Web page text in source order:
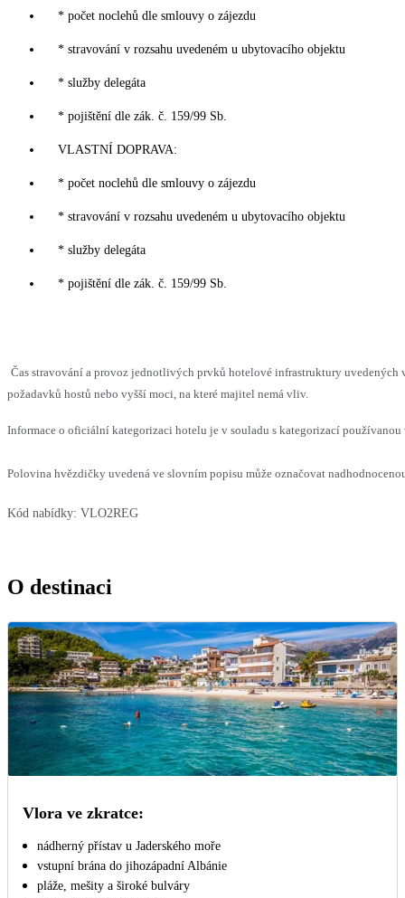
* počet noclehů dle smlouvy o zájezdu
* stravování v rozsahu uvedeném u ubytovacího objektu
* služby delegáta
* pojištění dle zák. č. 159/99 Sb.
VLASTNÍ DOPRAVA:
* počet noclehů dle smlouvy o zájezdu
* stravování v rozsahu uvedeném u ubytovacího objektu
* služby delegáta
* pojištění dle zák. č. 159/99 Sb.
Čas stravování a provoz jednotlivých prvků hotelové infrastruktury uvedených
požadavků hostů nebo vyšší moci, na které majitel nemá vliv.
Informace o oficiální kategorizaci hotelu je v souladu s kategorizací
Polovina hvězdičky uvedená ve slovním popisu může označovat
Kód nabídky: VLO2REG
O destinaci
Vlora ve zkratce:
nádherný přístav u Jaderského moře
vstupní brána do jihozápadní Albánie
pláže, mešity a široké bulváry